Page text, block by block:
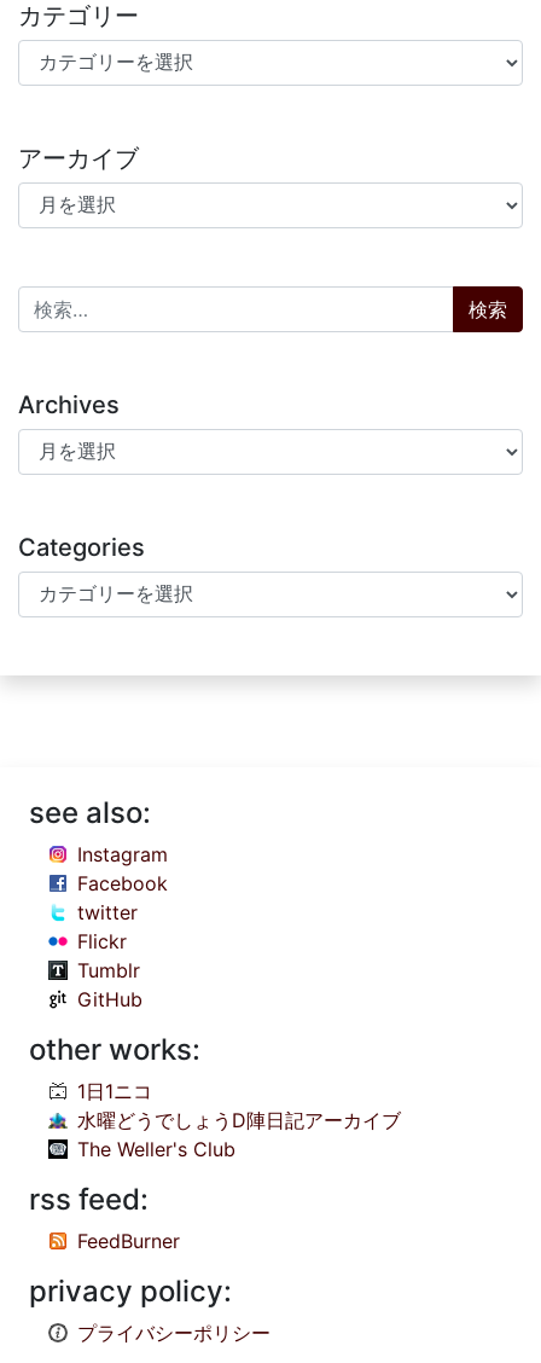
カテゴリー
カテゴリー
アーカイブ
アーカイブ
検索:
Archives
Archives
Categories
Categories
see also:
Instagram
Facebook
twitter
Flickr
Tumblr
GitHub
other works:
1日1ニコ
水曜どうでしょうD陣日記アーカイブ
The Weller's Club
rss feed:
FeedBurner
privacy policy:
プライバシーポリシー